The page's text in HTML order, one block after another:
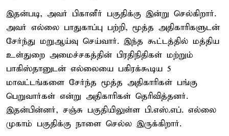
இதன்படி, அவர் பிகானீர் பகுதிக்கு இன்று செல்கிறார்.
அவர் எல்லை பாதுகாப்பு பற்றி, மூத்த அதிகாரிகளுடன்
சேர்ந்து மறுஆய்வு செய்வார். இந்த கூட்டத்தில் மத்திய
உள்துறை அமைச்சகத்தின் பிரதிநிதிகள் மற்றும்
பாகிஸ்தானுடன் எல்லையை பகிரக்கூடிய 5
மாவட்டங்களை சேர்ந்த மூத்த அதிகாரிகள் பங்கு
பெறுவார்கள் என்று அதிகாரிகள் தெரிவித்தனர்.
இதன்பின்னர், சஞ்சு பகுதியிலுள்ள பி.எஸ்.எப். எல்லை
முகாம் பகுதிக்கு நாளை செல்ல இருக்கிறார்.